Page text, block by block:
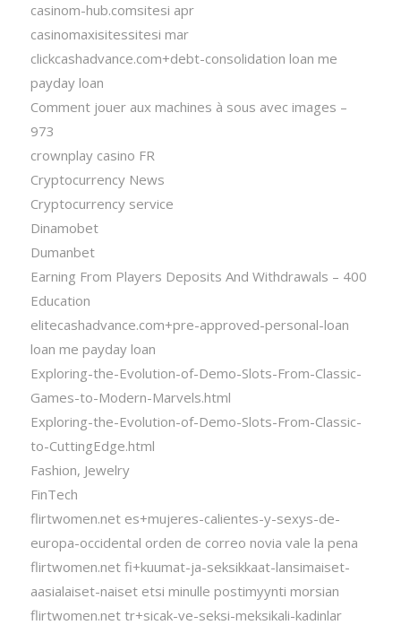
casinom-hub.comsitesi apr
casinomaxisitessitesi mar
clickcashadvance.com+debt-consolidation loan me
payday loan
Comment jouer aux machines à sous avec images –
973
crownplay casino FR
Cryptocurrency News
Cryptocurrency service
Dinamobet
Dumanbet
Earning From Players Deposits And Withdrawals – 400
Education
elitecashadvance.com+pre-approved-personal-loan
loan me payday loan
Exploring-the-Evolution-of-Demo-Slots-From-Classic-
Games-to-Modern-Marvels.html
Exploring-the-Evolution-of-Demo-Slots-From-Classic-
to-CuttingEdge.html
Fashion, Jewelry
FinTech
flirtwomen.net es+mujeres-calientes-y-sexys-de-
europa-occidental orden de correo novia vale la pena
flirtwomen.net fi+kuumat-ja-seksikkaat-lansimaiset-
aasialaiset-naiset etsi minulle postimyynti morsian
flirtwomen.net tr+sicak-ve-seksi-meksikali-kadinlar